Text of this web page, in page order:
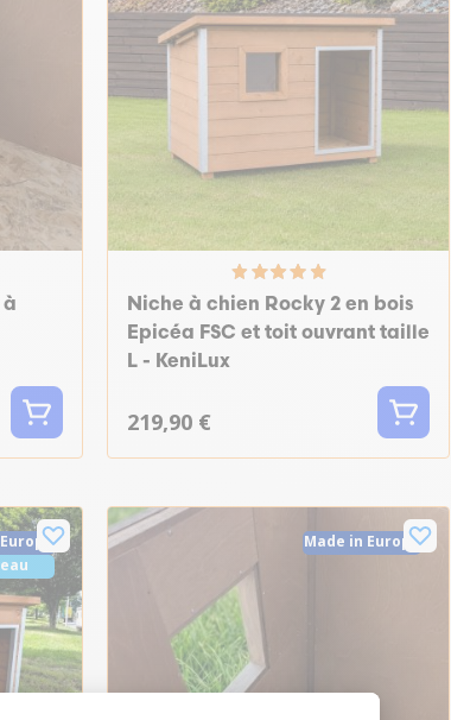
à
Niche à chien Rocky 2 en bois
Epicéa FSC et toit ouvrant taille
L - KeniLux
219,90 €
Made in Europe